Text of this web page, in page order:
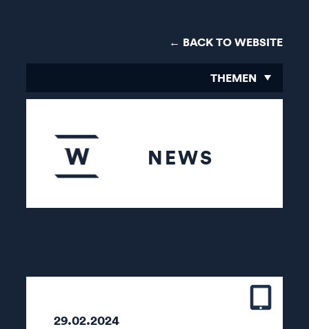
← BACK TO WEBSITE
THEMEN
NEWS
29.02.2024